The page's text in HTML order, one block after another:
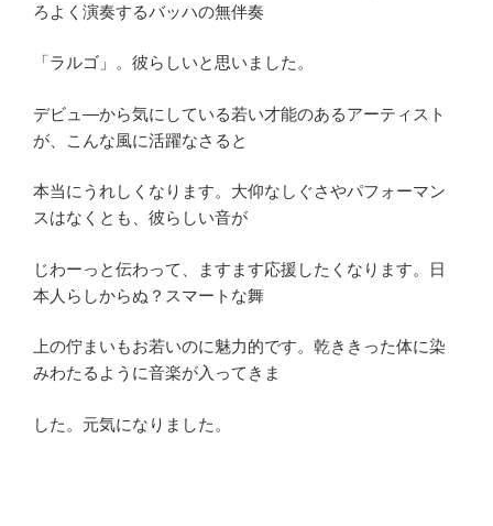
ろよく演奏するバッハの無伴奏
「ラルゴ」。彼らしいと思いました。
デビュ―から気にしている若い才能のあるアーティスト
が、こんな風に活躍なさると
本当にうれしくなります。大仰なしぐさやパフォーマン
スはなくとも、彼らしい音が
じわーっと伝わって、ますます応援したくなります。日
本人らしからぬ？スマートな舞
上の佇まいもお若いのに魅力的です。乾ききった体に染
みわたるように音楽が入ってきま
した。元気になりました。